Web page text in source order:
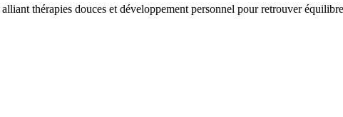
thérapies douces et développement personnel pour retrouver